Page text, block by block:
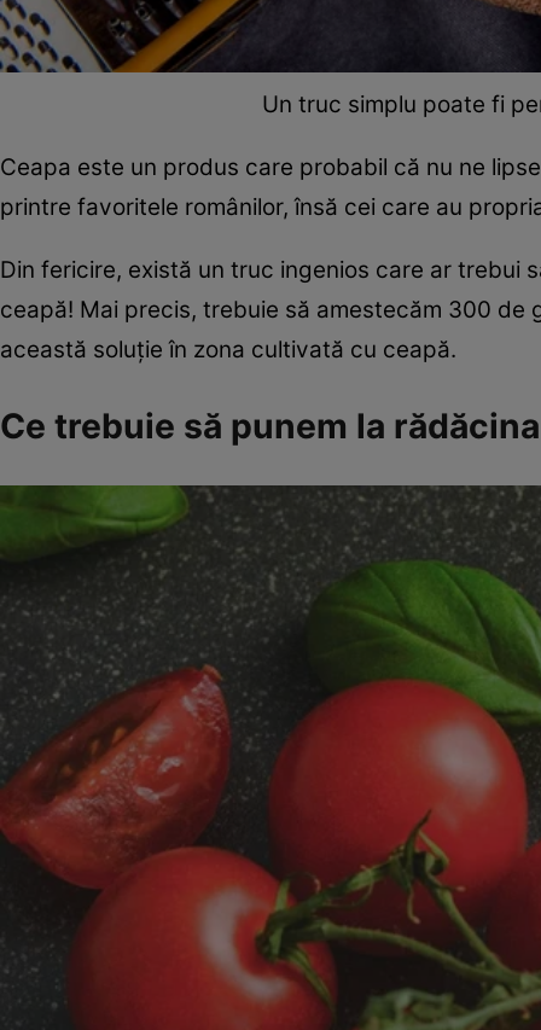
Un truc simplu poate fi
Ceapa este un produs care probabil că nu ne
printre favoritele românilor, însă cei care au
Din fericire, există un truc ingenios care ar trebui
ceapă! Mai precis, trebuie să amestecăm 300 de
această soluție în zona cultivată cu ceapă.
Ce trebuie să punem la